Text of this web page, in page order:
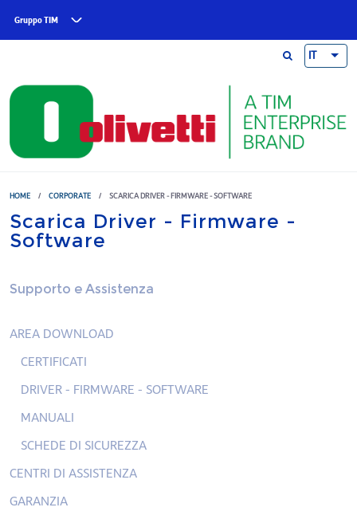
Gruppo TIM
IT
HOME / CORPORATE / SCARICA DRIVER - FIRMWARE - SOFTWARE
Scarica Driver - Firmware -
Software
Supporto e Assistenza
AREA DOWNLOAD
CERTIFICATI
DRIVER - FIRMWARE - SOFTWARE
MANUALI
SCHEDE DI SICUREZZA
CENTRI DI ASSISTENZA
GARANZIA